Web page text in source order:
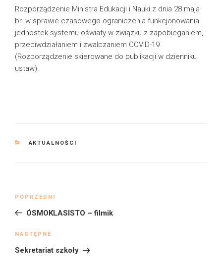
Rozporządzenie Ministra Edukacji i Nauki z dnia 28 maja
br. w sprawie czasowego ograniczenia funkcjonowania
jednostek systemu oświaty w związku z zapobieganiem,
przeciwdziałaniem i zwalczaniem COVID-19
(Rozporządzenie skierowane do publikacji w dzienniku
ustaw).
KATEGORIE
AKTUALNOŚCI
Poprzedni
wpis
POPRZEDNI
ÓSMOKLASISTO – filmik
Następny
wpis
NASTĘPNE
Sekretariat szkoły